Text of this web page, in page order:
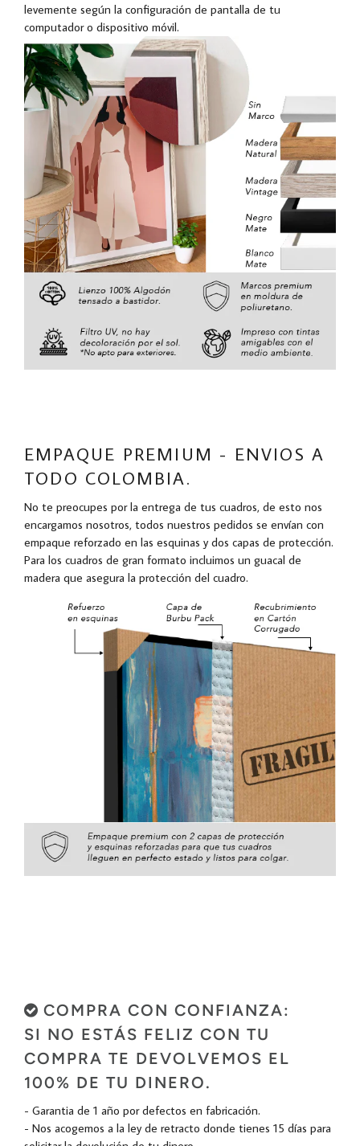
levemente según la configuración de pantalla de tu
computador o dispositivo móvil.
EMPAQUE PREMIUM - ENVIOS A
TODO COLOMBIA.
No te preocupes por la entrega de tus cuadros, de esto nos
encargamos nosotros, todos nuestros pedidos se envían con
empaque reforzado en las esquinas y dos capas de protección.
Para los cuadros de gran formato incluimos un guacal de
madera que asegura la protección del cuadro.
COMPRA CON CONFIANZA:
SI NO ESTÁS FELIZ CON TU
COMPRA TE DEVOLVEMOS EL
100% DE TU DINERO.
- Garantia de 1 año por defectos en fabricación.
- Nos acogemos a la ley de retracto donde tienes 15 días para